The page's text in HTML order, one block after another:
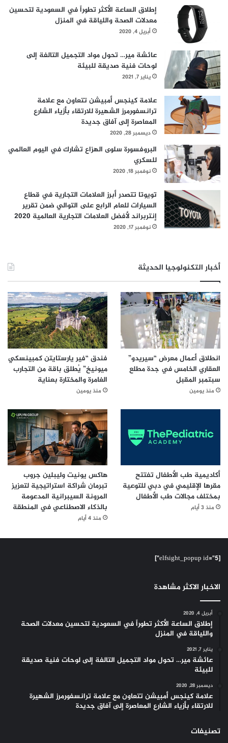
إطلاق الساعة الأكثر تطوراً في السعودية لتحسين
معدلات الصحة واللياقة في المنزل
أبريل 4, 2020
عائشة مير… تحول مواد التجميل التالفة إلى
لوحات فنية صديقة للبيئة
يناير 7, 2021
علامة كينجس أمبيشن تتعاون مع علامة
ترانسفورمرز الشهيرة للارتقاء بأزياء الشارع
المعاصرة إلى آفاق جديدة
ديسمبر 28, 2020
البروفسورة سلوى الهزاع تشارك في اليوم العالمي
للسكري
نوفمبر 18, 2020
تويوتا تتصدر أبرز العلامات التجارية في قطاع
السيارات للعام الرابع على التوالي ضمن تقرير
إنتربراند لأفضل العلامات التجارية العالمية 2020
نوفمبر 17, 2020
أخبار التكنولوجيا الحديثة
انطلاق أعمال معرض “سيريدو”
العقاري الخامس في جدة مطلع
سبتمبر المقبل
منذ يومين
فندق “فير يارستايتن كمبينسكي
ميونيخ” يُطلق باقة من التجارب
الغامرة والمختارة بعناية
منذ يومين
أكاديمية طب الأطفال تفتتح
مقرها الإقليمي في دبي للتوعية
بمختلف مجالات طب الأطفال
منذ 3 أيام
هاكس يونيت وليبلين جروب
تبرمان شراكة استراتيجية لتعزيز
المرونة السيبرانية المدعومة
بالذكاء الاصطناعي في المنطقة
منذ 4 أيام
[elfsight_popup id="5"]
الاخبار الاكثر مشاهدة
أبريل 4, 2020
إطلاق الساعة الأكثر تطوراً في السعودية لتحسين معدلات الصحة
واللياقة في المنزل
يناير 7, 2021
عائشة مير… تحول مواد التجميل التالفة إلى لوحات فنية صديقة
للبيئة
ديسمبر 28, 2020
علامة كينجس أمبيشن تتعاون مع علامة ترانسفورمرز الشهيرة
للارتقاء بأزياء الشارع المعاصرة إلى آفاق جديدة
تصنيفات